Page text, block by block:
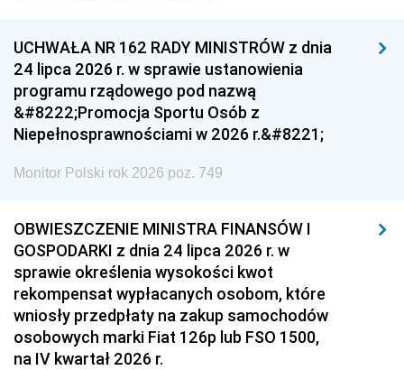
UCHWAŁA NR 162 RADY MINISTRÓW z dnia
24 lipca 2026 r. w sprawie ustanowienia
programu rządowego pod nazwą
&#8222;Promocja Sportu Osób z
Niepełnosprawnościami w 2026 r.&#8221;
Monitor Polski rok 2026 poz. 749
OBWIESZCZENIE MINISTRA FINANSÓW I
GOSPODARKI z dnia 24 lipca 2026 r. w
sprawie określenia wysokości kwot
rekompensat wypłacanych osobom, które
wniosły przedpłaty na zakup samochodów
osobowych marki Fiat 126p lub FSO 1500,
na IV kwartał 2026 r.